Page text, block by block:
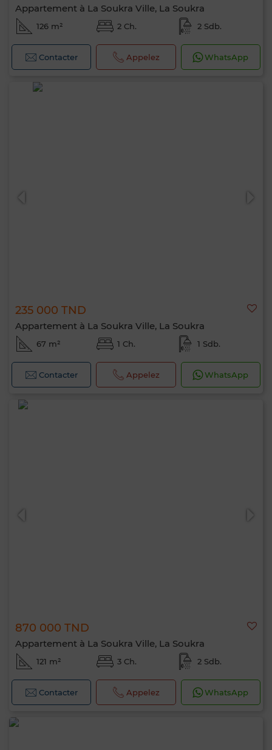
Appartement à La Soukra Ville, La Soukra
126 m² 2 Ch. 2 Sdb.
Contacter Appelez WhatsApp
235 000 TND
Appartement à La Soukra Ville, La Soukra
67 m² 1 Ch. 1 Sdb.
Contacter Appelez WhatsApp
870 000 TND
Appartement à La Soukra Ville, La Soukra
121 m² 3 Ch. 2 Sdb.
Contacter Appelez WhatsApp